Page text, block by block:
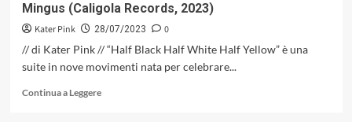
Mingus (Caligola Records, 2023)
Kater Pink 28/07/2023
0
// di Kater Pink // “Half Black Half White Half Yellow” è una
suite in nove movimenti nata per celebrare...
Continua a LeggereLeggi